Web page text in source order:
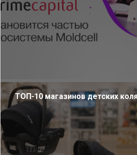
ТОП-10 магазинов детских